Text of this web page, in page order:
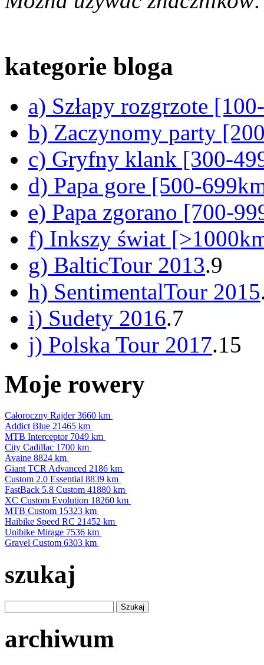
kategorie bloga
a) Szłapy rozgrzote
b) Zaczynomy party
c) Gryfny klank [300-
d) Papa gore [500-
e) Papa zgorano [700-
f) Inkszy świat
g) BalticTour 2013.9
h) SentimentalTour 2015
i) Sudety 2016.7
j) Polska Tour 2017.15
Moje rowery
Całoroczny Rajder3660 km
Addict Blue 21465 km
MTB Interceptor 7049 km
City Cadillac 1700 km
Avaine 8824 km
Giant TCR Advanced 2186 km
Custom 2.0 Essential 8839 km
FastBack 5.8 Custom 41880 km
XC Custom Evolution 18260 km
MTB Custom 15323 km
Haibike Speed RC 21452 km
Unibike Mirage 7536 km
Gravel Custom 6303 km
szukaj
archiwum